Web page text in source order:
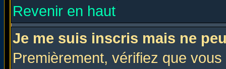
Revenir en haut
Je me suis inscris mais ne
Premièrement, vérifiez que